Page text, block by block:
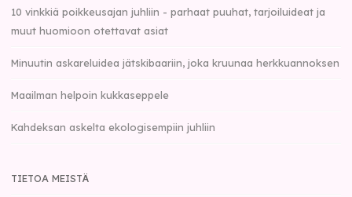
10 vinkkiä poikkeusajan juhliin - parhaat puuhat, tarjoiluideat ja
muut huomioon otettavat asiat
Minuutin askareluidea jätskibaariin, joka kruunaa herkkuannoksen
Maailman helpoin kukkaseppele
Kahdeksan askelta ekologisempiin juhliin
TIETOA MEISTÄ